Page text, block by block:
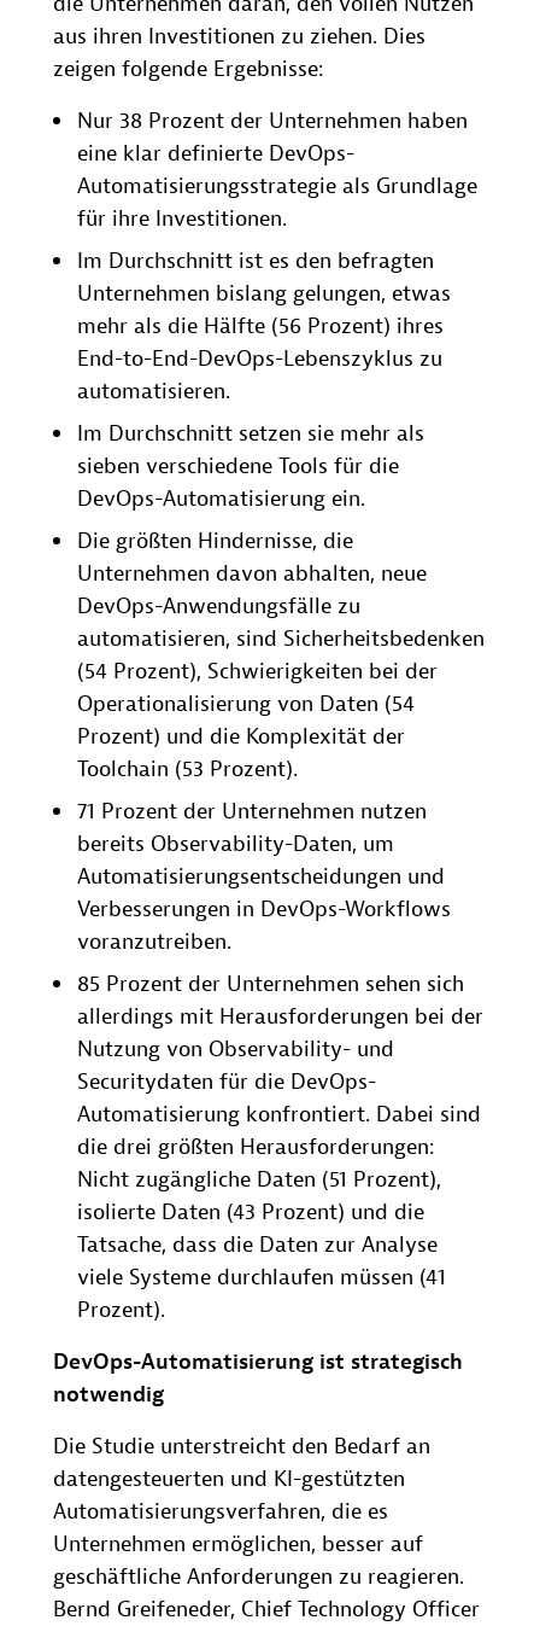
aus ihren Investitionen zu ziehen. Dies
zeigen folgende Ergebnisse:
Nur 38 Prozent der Unternehmen haben
eine klar definierte DevOps-
Automatisierungsstrategie als Grundlage
für ihre Investitionen.
Im Durchschnitt ist es den befragten
Unternehmen bislang gelungen, etwas
mehr als die Hälfte (56 Prozent) ihres
End-to-End-DevOps-Lebenszyklus zu
automatisieren.
Im Durchschnitt setzen sie mehr als
sieben verschiedene Tools für die
DevOps-Automatisierung ein.
Die größten Hindernisse, die
Unternehmen davon abhalten, neue
DevOps-Anwendungsfälle zu
automatisieren, sind Sicherheitsbedenken
(54 Prozent), Schwierigkeiten bei der
Operationalisierung von Daten (54
Prozent) und die Komplexität der
Toolchain (53 Prozent).
71 Prozent der Unternehmen nutzen
bereits Observability-Daten, um
Automatisierungsentscheidungen und
Verbesserungen in DevOps-Workflows
voranzutreiben.
85 Prozent der Unternehmen sehen sich
allerdings mit Herausforderungen bei der
Nutzung von Observability- und
Securitydaten für die DevOps-
Automatisierung konfrontiert. Dabei sind
die drei größten Herausforderungen:
Nicht zugängliche Daten (51 Prozent),
isolierte Daten (43 Prozent) und die
Tatsache, dass die Daten zur Analyse
viele Systeme durchlaufen müssen (41
Prozent).
DevOps-Automatisierung ist strategisch
notwendig
Die Studie unterstreicht den Bedarf an
datengesteuerten und KI-gestützten
Automatisierungsverfahren, die es
Unternehmen ermöglichen, besser auf
geschäftliche Anforderungen zu reagieren.
Bernd Greifeneder, Chief Technology Officer